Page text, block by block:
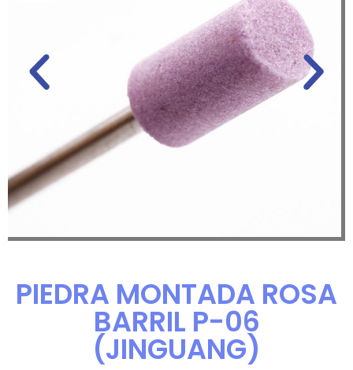
PIEDRA MONTADA ROSA
BARRIL P-06
(JINGUANG)